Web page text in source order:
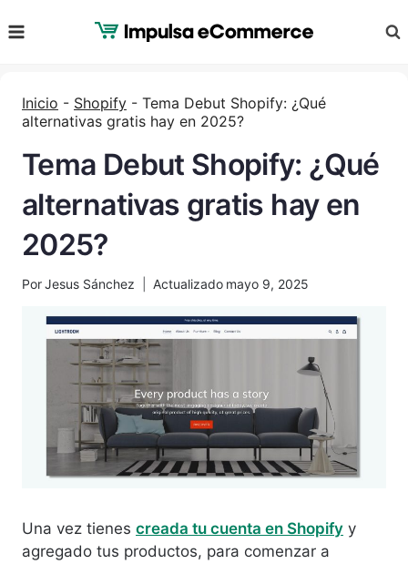
al
Inicio - Shopify - Tema Debut Shopify: ¿Qué
alternativas gratis hay en 2025?
Tema Debut Shopify: ¿Qué
alternativas gratis hay en
2025?
PorJesus Sánchez Actualizado mayo 9, 2025
Una vez tienes creada tu cuenta en Shopify y
agregado tus productos, para comenzar a